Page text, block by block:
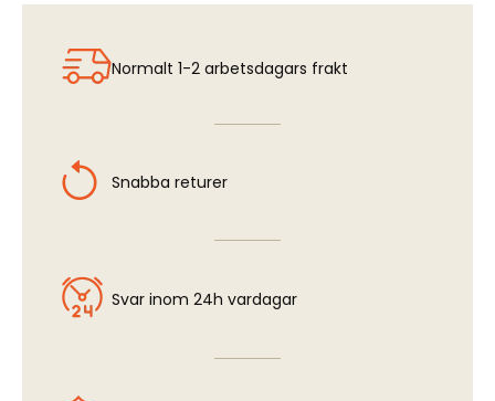
Normalt 1-2 arbetsdagars frakt
Snabba returer
Svar inom 24h vardagar